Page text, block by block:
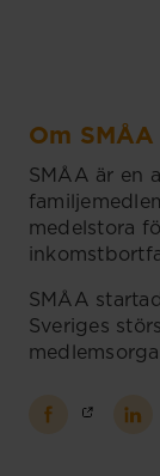
Om SMÅA
SMÅA är en
medelstora
SMÅA
Sveriges